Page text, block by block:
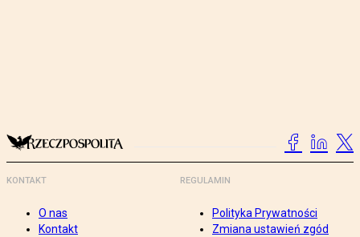
KONTAKT
O nas
Kontakt
REGULAMIN
Polityka Prywatności
Zmiana ustawień zgód